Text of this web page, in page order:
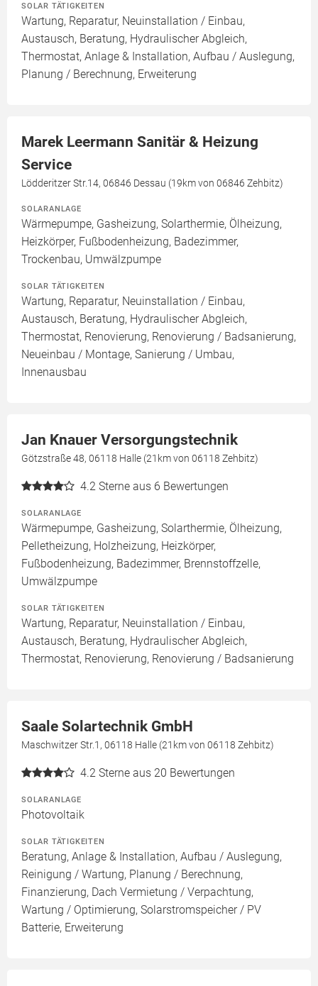
SOLAR TÄTIGKEITEN
Wartung, Reparatur, Neuinstallation / Einbau,
Austausch, Beratung, Hydraulischer Abgleich,
Thermostat, Anlage & Installation, Aufbau / Auslegung,
Planung / Berechnung, Erweiterung
Marek Leermann Sanitär & Heizung
Service
Lödderitzer Str.14, 06846 Dessau (19km von 06846 Zehbitz)
SOLARANLAGE
Wärmepumpe, Gasheizung, Solarthermie, Ölheizung,
Heizkörper, Fußbodenheizung, Badezimmer,
Trockenbau, Umwälzpumpe
SOLAR TÄTIGKEITEN
Wartung, Reparatur, Neuinstallation / Einbau,
Austausch, Beratung, Hydraulischer Abgleich,
Thermostat, Renovierung, Renovierung / Badsanierung,
Neueinbau / Montage, Sanierung / Umbau,
Innenausbau
Jan Knauer Versorgungstechnik
Götzstraße 48, 06118 Halle (21km von 06118 Zehbitz)
4.2 Sterne aus 6 Bewertungen
SOLARANLAGE
Wärmepumpe, Gasheizung, Solarthermie, Ölheizung,
Pelletheizung, Holzheizung, Heizkörper,
Fußbodenheizung, Badezimmer, Brennstoffzelle,
Umwälzpumpe
SOLAR TÄTIGKEITEN
Wartung, Reparatur, Neuinstallation / Einbau,
Austausch, Beratung, Hydraulischer Abgleich,
Thermostat, Renovierung, Renovierung / Badsanierung
Saale Solartechnik GmbH
Maschwitzer Str.1, 06118 Halle (21km von 06118 Zehbitz)
4.2 Sterne aus 20 Bewertungen
SOLARANLAGE
Photovoltaik
SOLAR TÄTIGKEITEN
Beratung, Anlage & Installation, Aufbau / Auslegung,
Reinigung / Wartung, Planung / Berechnung,
Finanzierung, Dach Vermietung / Verpachtung,
Wartung / Optimierung, Solarstromspeicher / PV
Batterie, Erweiterung